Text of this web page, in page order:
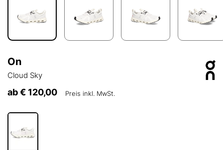
On
Cloud Sky
ab€ 120,00 Preis inkl. MwSt.